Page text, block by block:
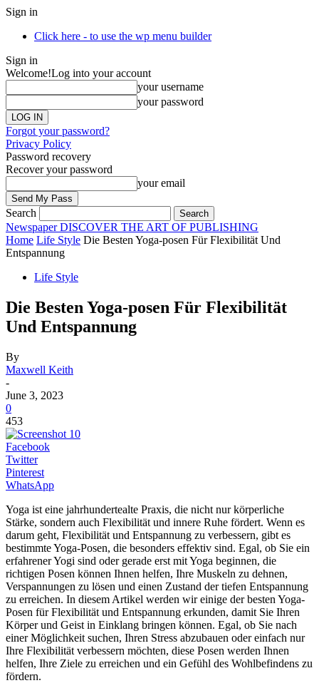
Sign in
Click here - to use the wp menu builder
Sign in
Welcome!Log into your account
your username
your password
Forgot your password?
Privacy Policy
Password recovery
Recover your password
your email
Search
Newspaper DISCOVER THE ART OF PUBLISHING
Home Life Style Die Besten Yoga-posen Für Flexibilität Und
Entspannung
Life Style
Die Besten Yoga-posen Für Flexibilität
Und Entspannung
By
Maxwell Keith
-
June 3, 2023
0
453
Facebook
Twitter
Pinterest
WhatsApp
Yoga ist eine jahrhundertealte Praxis, die nicht nur körperliche
Stärke, sondern auch Flexibilität und innere Ruhe fördert. Wenn es
darum geht, Flexibilität und Entspannung zu verbessern, gibt es
bestimmte Yoga-Posen, die besonders effektiv sind. Egal, ob Sie ein
erfahrener Yogi sind oder gerade erst mit Yoga beginnen, die
richtigen Posen können Ihnen helfen, Ihre Muskeln zu dehnen,
Verspannungen zu lösen und einen Zustand der tiefen Entspannung
zu erreichen. In diesem Artikel werden wir einige der besten Yoga-
Posen für Flexibilität und Entspannung erkunden, damit Sie Ihren
Körper und Geist in Einklang bringen können. Egal, ob Sie nach
einer Möglichkeit suchen, Ihren Stress abzubauen oder einfach nur
Ihre Flexibilität verbessern möchten, diese Posen werden Ihnen
helfen, Ihre Ziele zu erreichen und ein Gefühl des Wohlbefindens zu
fördern.